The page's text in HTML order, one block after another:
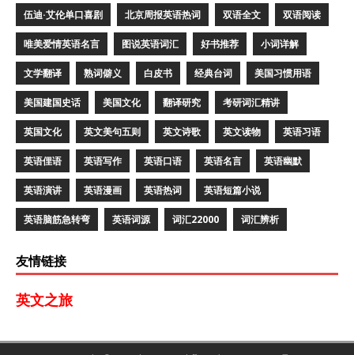
伍迪·艾伦单口喜剧 北京周报英语热词 双语全文 双语阅读
唯美爱情英语名言 图说英语词汇 好书推荐 小词详解
文学翻译 熟词僻义 白皮书 经典台词 美国习惯用语
美国建国史话 美国文化 翻译研究 考研词汇精讲
英国文化 英文美句五则 英文诗歌 英文读物 英语习语
英语俚语 英语写作 英语口语 英语名言 英语幽默
英语演讲 英语漫画 英语热词 英语短篇小说
英语脑筋急转弯 英语词源 词汇22000 词汇辨析
友情链接
英文之旅